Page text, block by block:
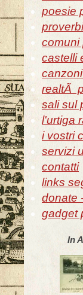
poesie
comuni
castelli
realtÃ
sali sul
l'urtiga
i vostri
servizi
contatti
links
donate
gadget
In